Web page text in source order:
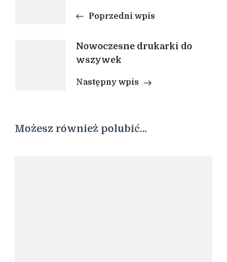
Poprzedni wpis
Nowoczesne drukarki do
wszywek
Następny wpis
Możesz również polubić…